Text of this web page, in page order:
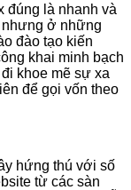
đúng là nhanh và
nhưng ở những
đào tạo kiến
khai minh bạch
khoe mẽ sự xa
để gọi vốn theo
hứng thú với số
từ các sàn